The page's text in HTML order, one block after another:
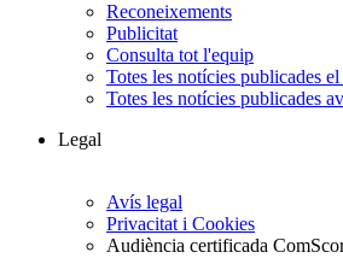
Reconeixements
Publicitat
Consulta tot l'equip
Totes les notícies publicades
Totes les notícies publicades
Legal
Avís legal
Privacitat i Cookies
Audiència certificada